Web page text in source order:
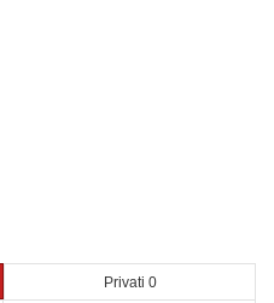
Privati 0